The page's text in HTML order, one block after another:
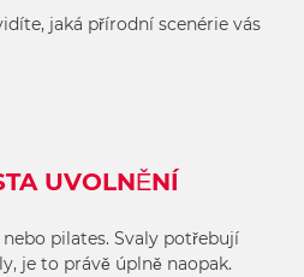
jaká přírodní scenérie vás
UVOLNĚNÍ
pilates. Svaly potřebují
je to právě úplně naopak.